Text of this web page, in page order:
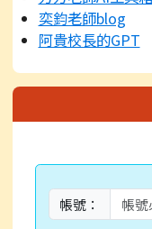
奕鈞老師blog
阿貴校長的GPT
帳號：